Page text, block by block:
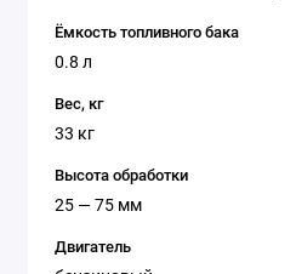
Ёмкость топливного бака
0.8 л
Вес, кг
33 кг
Высота обработки
25 — 75 мм
Двигатель